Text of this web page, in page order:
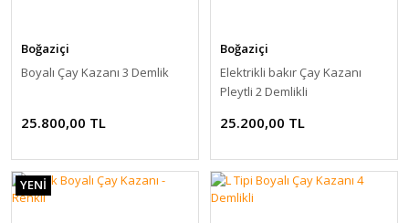
Boğaziçi
Boyalı Çay Kazanı 3 Demlik
25.800,00 TL
Boğaziçi
Elektrikli bakır Çay Kazanı
Pleytli 2 Demlikli
25.200,00 TL
YENİ